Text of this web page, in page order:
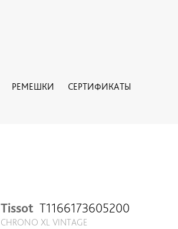
РЕМЕШКИ СЕРТИФИКАТЫ
Tissot T1166173605200
CHRONO XL VINTAGE